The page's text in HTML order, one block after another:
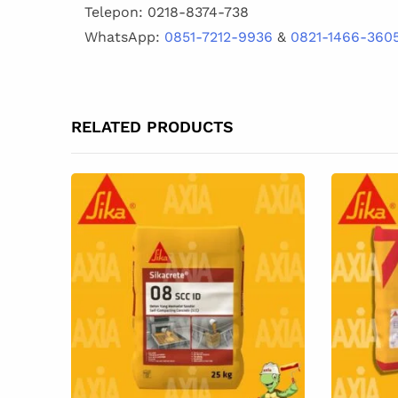
Telepon: 0218-8374-738
WhatsApp: 0851-7212-9936 & 0821-1466-
RELATED PRODUCTS